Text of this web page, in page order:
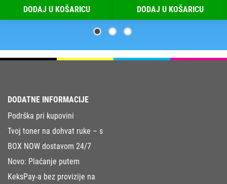
DODAJ U KOŠARICU DODAJ U KOŠARICU
DODATNE INFORMACIJE
Podrška pri kupovini
Tvoj toner na dohvat ruke – s
BOX NOW dostavom 24/7
Novo: Plaćanje putem
KeksPay-a bez provizije na